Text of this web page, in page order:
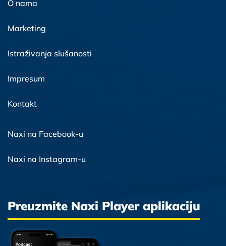
O nama
Marketing
Istraživanja slušanosti
Impresum
Kontakt
Naxi na Facebook-u
Naxi na Instagram-u
Preuzmite Naxi Player aplikaciju